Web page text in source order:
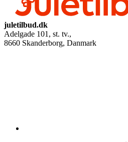
juletilbud.dk
Adelgade 101, st. tv.,
8660 Skanderborg, Danmark